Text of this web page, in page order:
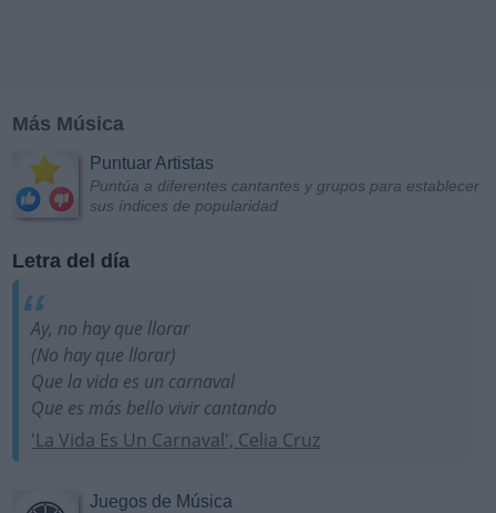
Más Música
Puntuar Artistas
Puntúa a diferentes cantantes y grupos para establecer
sus índices de popularidad
Letra del día
Ay, no hay que llorar
(No hay que llorar)
Que la vida es un carnaval
Que es más bello vivir cantando
'La Vida Es Un Carnaval', Celia Cruz
Juegos de Música